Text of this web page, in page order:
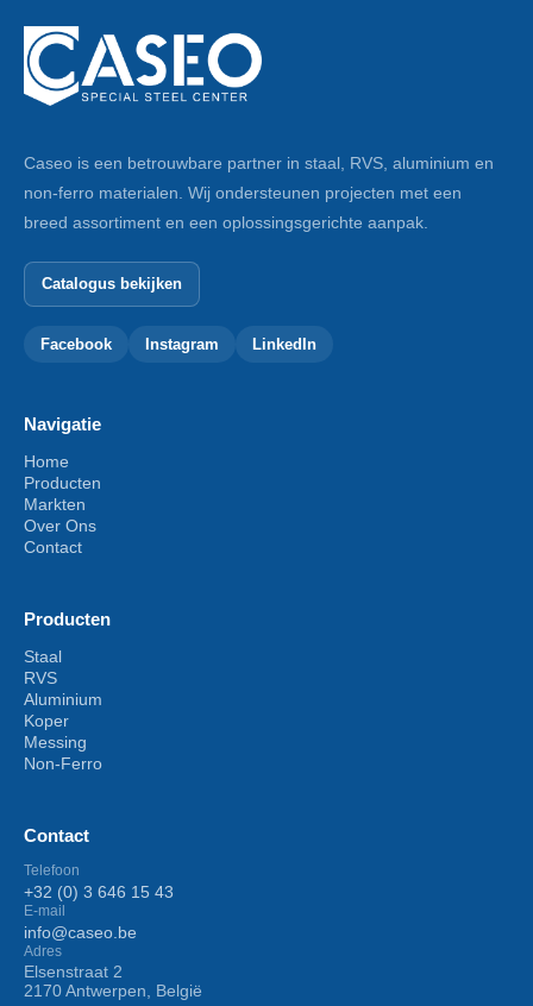
Caseo is een betrouwbare partner in staal, RVS, aluminium en
non-ferro materialen. Wij ondersteunen projecten met een
breed assortiment en een oplossingsgerichte aanpak.
Catalogus bekijken
Facebook Instagram LinkedIn
Navigatie
Home
Producten
Markten
Over Ons
Contact
Producten
Staal
RVS
Aluminium
Koper
Messing
Non-Ferro
Contact
Telefoon
+32 (0) 3 646 15 43
E-mail
info@caseo.be
Adres
Elsenstraat 2
2170 Antwerpen, België